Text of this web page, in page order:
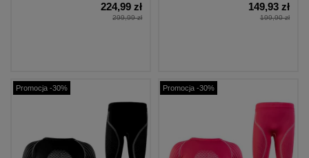
224,99 zł
299,99 zł
149,93 zł
199,90 zł
Promocja -30% Promocja -30%